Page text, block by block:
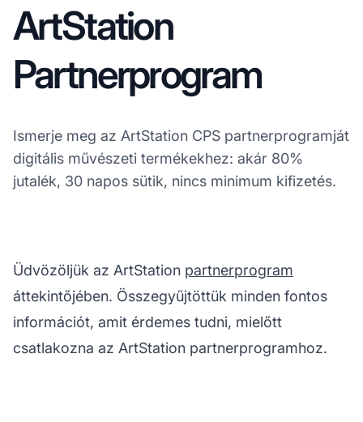
ArtStation
Partnerprogram
Ismerje meg az ArtStation CPS partnerprogramját
digitális művészeti termékekhez: akár 80%
jutalék, 30 napos sütik, nincs minimum kifizetés.
Üdvözöljük az ArtStation partnerprogram
áttekintőjében. Összegyűjtöttük minden fontos
információt, amit érdemes tudni, mielőtt
csatlakozna az ArtStation partnerprogramhoz.